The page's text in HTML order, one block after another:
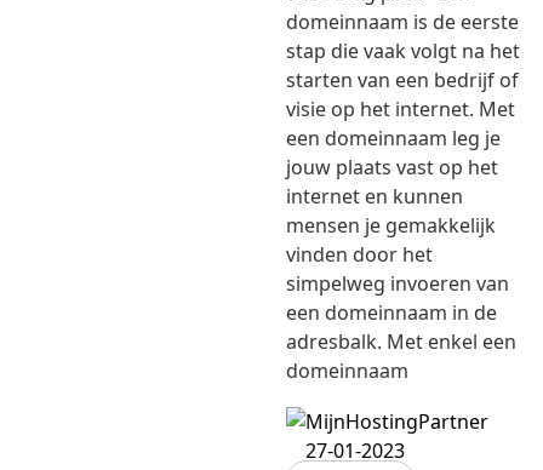
domeinnaam is de eerste
stap die vaak volgt na het
starten van een bedrijf of
visie op het internet. Met
een domeinnaam leg je
jouw plaats vast op het
internet en kunnen
mensen je gemakkelijk
vinden door het
simpelweg invoeren van
een domeinnaam in de
adresbalk. Met enkel een
domeinnaam
27-01-2023